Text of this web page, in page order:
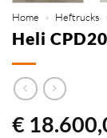
Home » Heftrucks
Heli
€